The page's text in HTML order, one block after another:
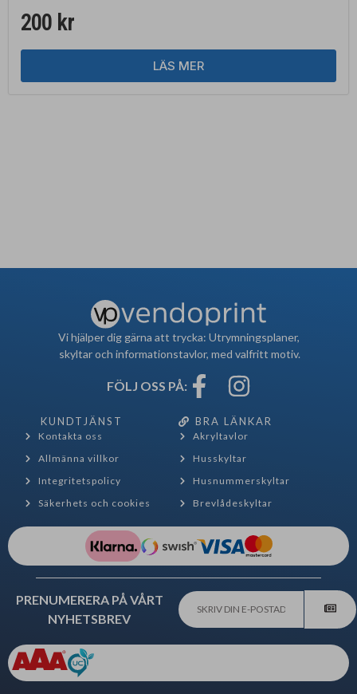
200 kr
LÄS MER
Vi hjälper dig gärna att trycka: Utrymningsplaner,
skyltar och informationstavlor, med valfritt motiv.
FÖLJ OSS PÅ:
KUNDTJÄNST
Kontakta oss
Allmänna villkor
Integritetspolicy
Säkerhets och cookies
BRA LÄNKAR
Akryltavlor
Husskyltar
Husnummerskyltar
Brevlådeskyltar
PRENUMERERA PÅ VÅRT
NYHETSBREV